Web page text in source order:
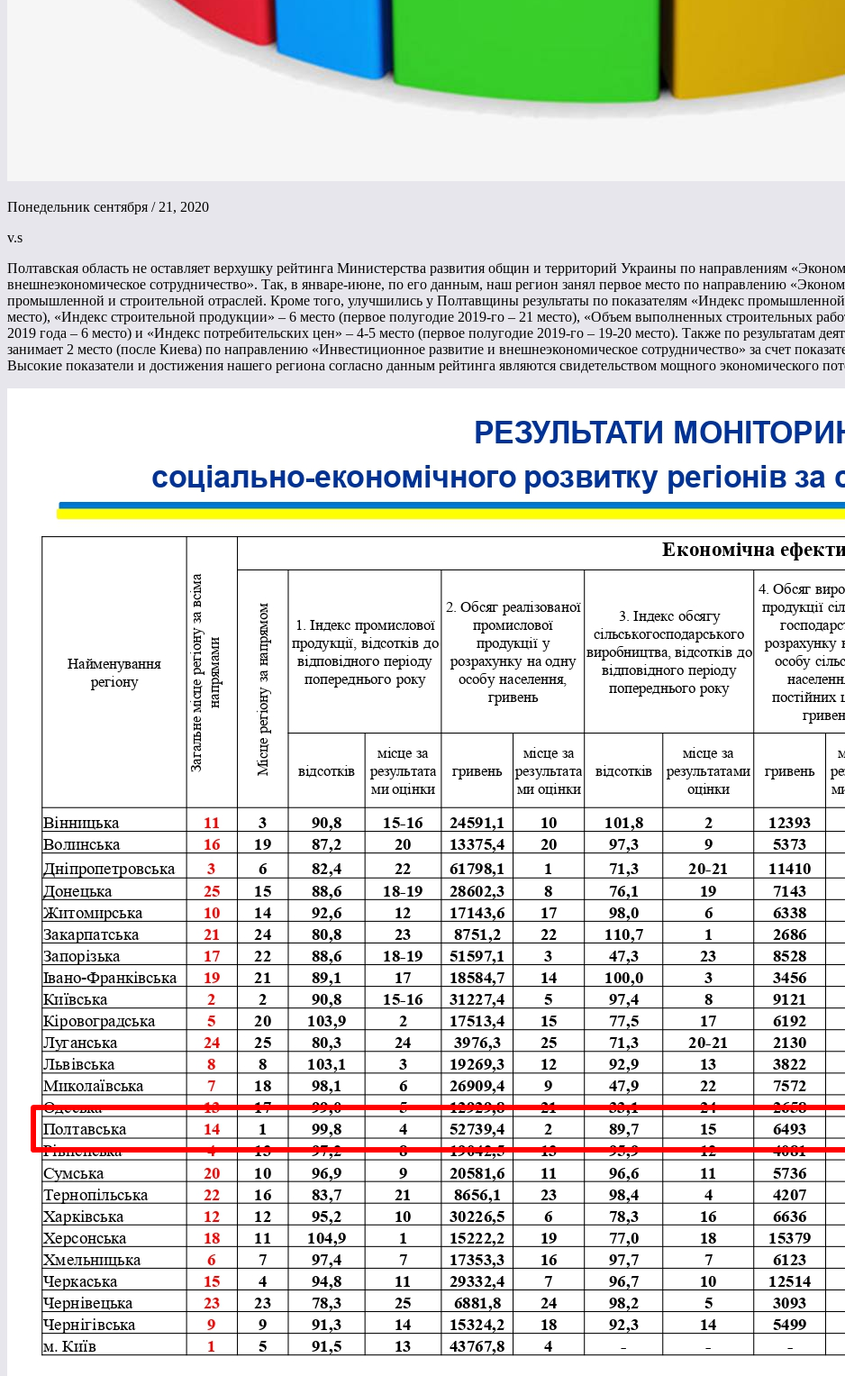
Понедельник сентября / 21, 2020
v.s
Полтавская область не оставляет верхушку рейтинга Министерства развития общин и территорий Украины по направлениям
внешнеэкономическое сотрудничество». Так, в январе-июне, по его данным, наш регион занял первое место по направлению
промышленной и строительной отраслей. Кроме того, улучшились у Полтавщины результаты по показателям «Индекс
место), «Индекс строительной продукции» – 6 место (первое полугодие 2019-го – 21 место), «Объем выполненных строительных
2019 года – 6 место) и «Индекс потребительских цен» – 4-5 место (первое полугодие 2019-го – 19-20 место). Также по результатам
занимает 2 место (после Киева) по направлению «Инвестиционное развитие и внешнеэкономическое сотрудничество» за счет
Высокие показатели и достижения нашего региона согласно данным рейтинга являются свидетельством мощного экономического